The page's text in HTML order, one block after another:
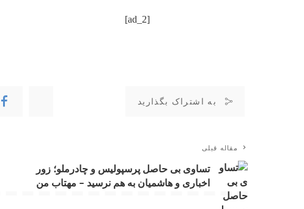
[ad_2]
به اشتراک بگذارید
مقاله قبلی
تساوی بی حاصل پرسپولیس و چادرملو؛ زور
اخباری و هاشمیان به هم نرسید – مهتاب من